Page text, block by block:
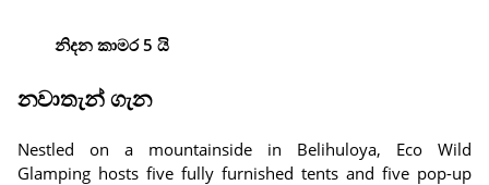
නිදන කාමර 5 යි
නවාතැන් ගැන
Nestled on a mountainside in Belihuloya, Eco Wild
Glamping hosts five fully furnished tents and five pop-up